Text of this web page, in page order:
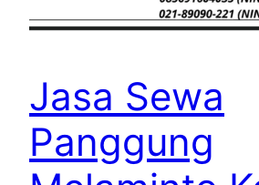
Jasa Sewa
Panggung